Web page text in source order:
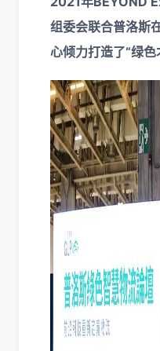
组委会联合普洛斯
心倾力打造了“绿色